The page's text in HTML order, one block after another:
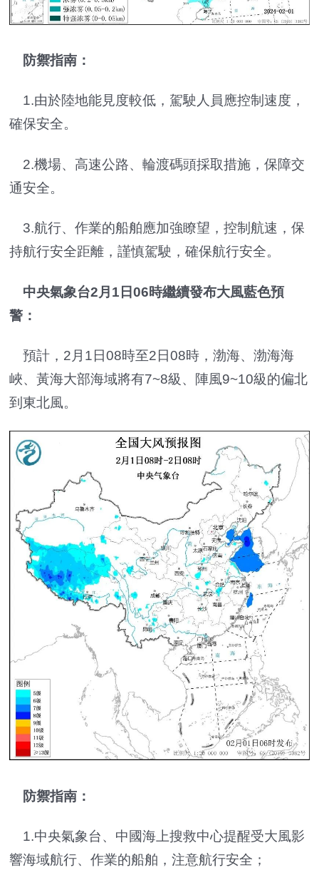
防禦指南：
1.由於陸地能見度較低，駕駛人員應控制速度，
確保安全。
2.機場、高速公路、輪渡碼頭採取措施，保障交
通安全。
3.航行、作業的船舶應加強瞭望，控制航速，保
持航行安全距離，謹慎駕駛，確保航行安全。
中央氣象台2月1日06時繼續發布大風藍色預
警：
預計，2月1日08時至2日08時，渤海、渤海海
峽、黃海大部海域將有7~8級、陣風9~10級的偏北
到東北風。
防禦指南：
1.中央氣象台、中國海上搜救中心提醒受大風影
響海域航行、作業的船舶，注意航行安全；